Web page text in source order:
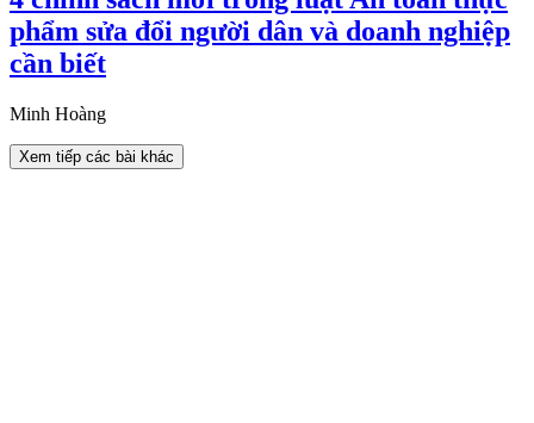
phẩm sửa đổi người dân và doanh nghiệp
cần biết
Minh Hoàng
Xem tiếp các bài khác